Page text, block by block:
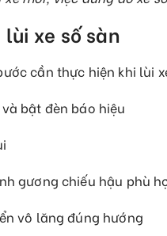
xe số sàn
cần thực hiện khi lùi
bật đèn báo hiệu
gương chiếu hậu phù
vô lăng đúng hướng